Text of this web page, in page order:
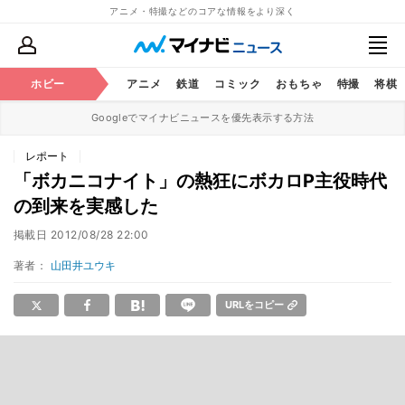
アニメ・特撮などのコアな情報をより深く
ホビー アニメ 鉄道 コミック おもちゃ 特撮 将棋
Googleでマイナビニュースを優先表示する方法
レポート
「ボカニコナイト」の熱狂にボカロP主役時代
の到来を実感した
掲載日 2012/08/28 22:00
著者： 山田井ユウキ
URLをコピー